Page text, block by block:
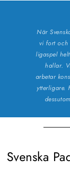
När
vi fort och
ligaspel
hallar.
arbetar
ytterligare.
Svenska